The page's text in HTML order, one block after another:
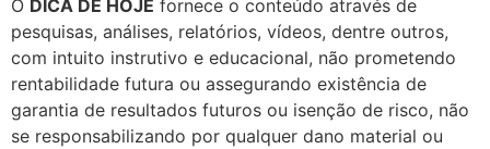
O DICA DE HOJE fornece o conteúdo através de
pesquisas, análises, relatórios, vídeos, dentre outros,
com intuito instrutivo e educacional, não prometendo
rentabilidade futura ou assegurando existência de
garantia de resultados futuros ou isenção de risco, não
se responsabilizando por qualquer dano material ou